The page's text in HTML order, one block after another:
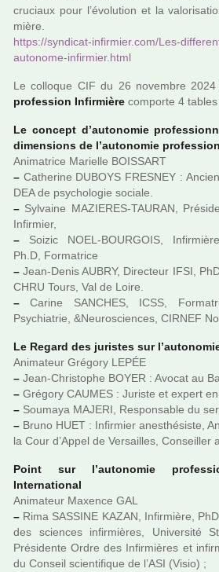
cru­­ciaux pour l’évolution et la
mière.
https://syn­di­cat-infir­mier.com/Les-
auto­nome-infir­mier.html
Le col­lo­que CIF du 26 novem­bre 2024
pro­fes­sion Infirmière com­porte 4
Le concept d’auto­no­mie
dimen­sions de l’auto­no­mie
Animatrice Marielle BOISSART
– Catherine DUBOYS FRESNEY :
DEA de psy­cho­lo­gie sociale.
– Sylvaine MAZIERES-TAURAN,
Infirmier,
– Soizic NOEL-BOURGOIS,
Ph.D, Formatrice
– Jean-Denis AUBRY, Directeur IFSI,
CHRU Tours, Val de Loire.
– Carine SANCHES, ICSS,
Psychiatrie, &Neurosciences, CIRNEF
Le Regard des juris­tes sur
Animateur Grégory LEPÉE
– Jean-Christophe BOYER : Avocat au
– Grégory CAUMES : Juriste et expert
– Soumaya MAJERI, Responsable du
– Bruno HUET : Infirmier anes­thé­siste,
la Cour d’Appel de Versailles, Conseiller
Point sur l’auto­no­mie
International
Animateur Maxence GAL
– Rima SASSINE KAZAN, Infirmière,
des scien­ces infir­miè­res, Université
Présidente Ordre des Infirmières et
du Conseil scien­ti­fi­que de l’ASI (Visio) ;